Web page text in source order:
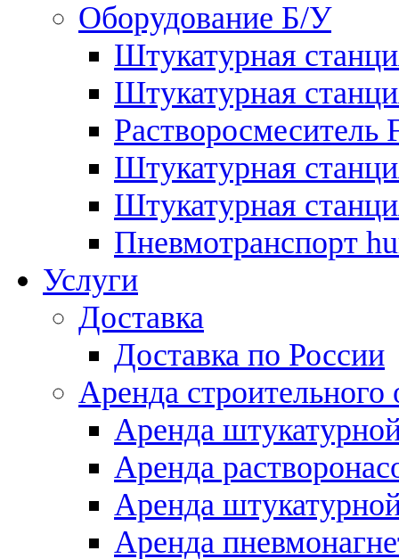
Оборудование Б/У
Штукатурная
Штукатурная
Растворосмеситель
Штукатурная
Штукатурная
Пневмотранспорт
Услуги
Доставка
Доставка по России
Аренда строительного
Аренда
Аренда
Аренда
Аренда